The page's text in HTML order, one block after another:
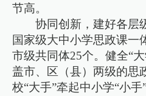
节高。
协同创新，建好各层
国家级大中小学思政课一
市级共同体25个。健全“
盖市、区（县）两级的思
校“大手”牵起中小学“小